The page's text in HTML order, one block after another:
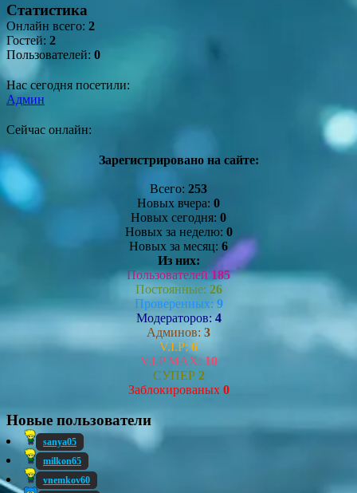
Статистика
Онлайн всего: 2
Гостей: 2
Пользователей: 0
Нас сегодня посетили:
Админ
Сейчас онлайн:
Зарегистрировано на сайте:
Всего: 253
Новых вчера: 0
Новых сегодня: 0
Новых за неделю: 0
Новых за месяц: 6
Из них:
Пользователей 185
Постоянные: 26
Проверенных: 9
Модераторов: 4
Админов: 3
V.I.P: 6
V.I.P MAX: 10
СУПЕР 2
Заблокированых 0
Новые пользователи
sanya05
milkon65
vnemkov60